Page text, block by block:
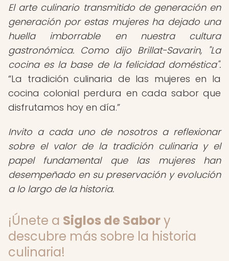
El arte culinario transmitido de generación en
generación por estas mujeres ha dejado una
huella imborrable en nuestra cultura
gastronómica. Como dijo Brillat-Savarin, "La
cocina es la base de la felicidad doméstica".
La tradición culinaria de las mujeres en la
cocina colonial perdura en cada sabor que
disfrutamos hoy en día.
Invito a cada uno de nosotros a reflexionar
sobre el valor de la tradición culinaria y el
papel fundamental que las mujeres han
desempeñado en su preservación y evolución
a lo largo de la historia.
¡Únete a Siglos de Sabory
descubre más sobre la historia
culinaria!